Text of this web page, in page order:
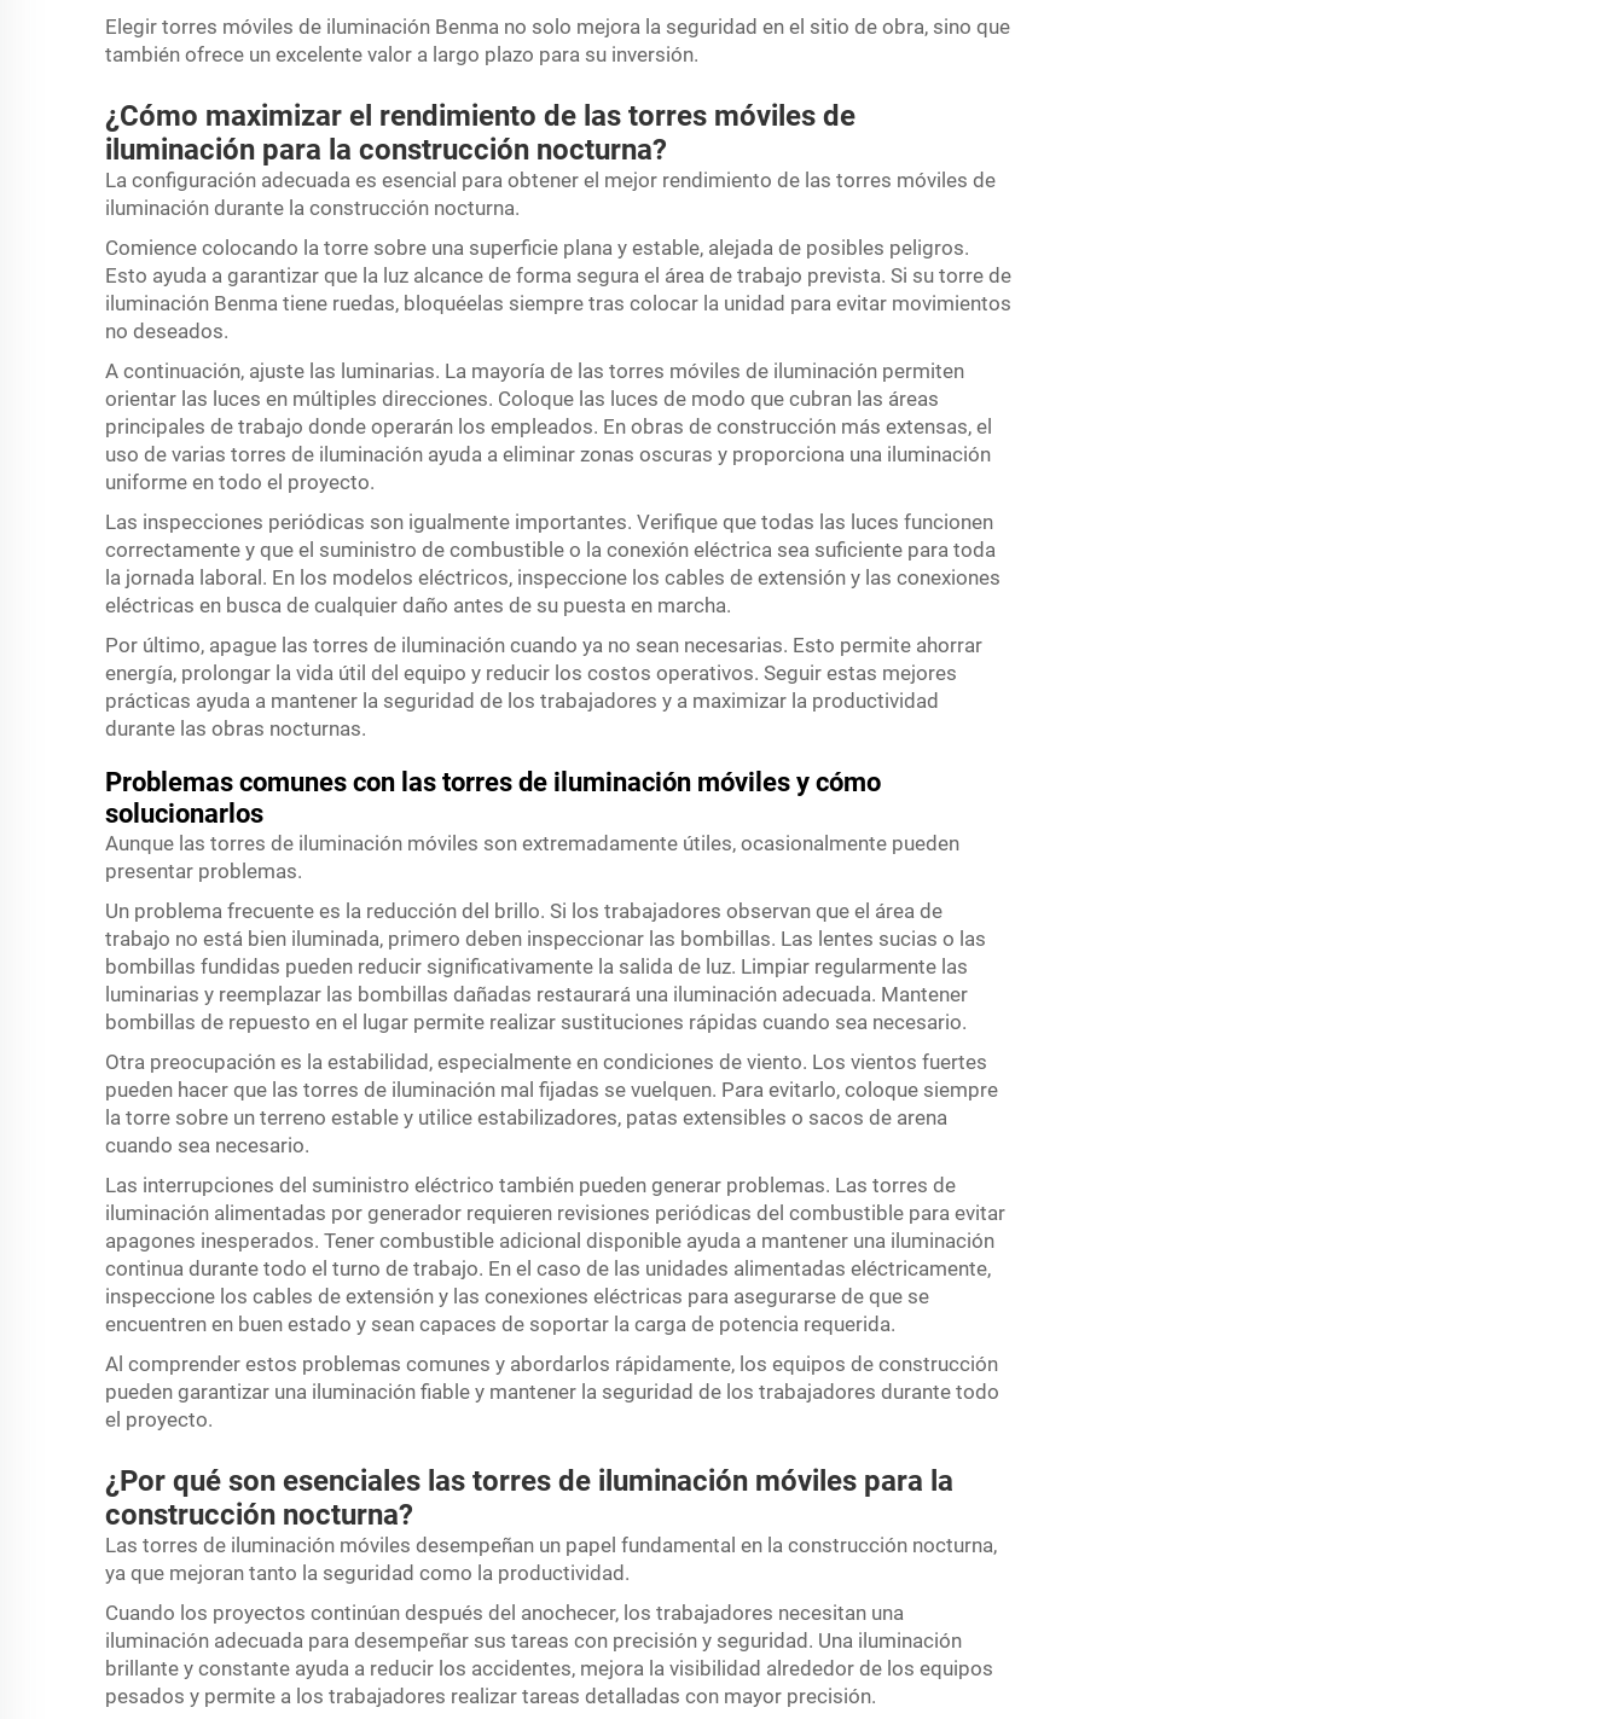
Elegir torres móviles de iluminación Benma no solo mejora la seguridad en el sitio de obra, sino que
también ofrece un excelente valor a largo plazo para su inversión.
¿Cómo maximizar el rendimiento de las torres móviles de
iluminación para la construcción nocturna?
La configuración adecuada es esencial para obtener el mejor rendimiento de las torres móviles de
iluminación durante la construcción nocturna.
Comience colocando la torre sobre una superficie plana y estable, alejada de posibles peligros.
Esto ayuda a garantizar que la luz alcance de forma segura el área de trabajo prevista. Si su torre de
iluminación Benma tiene ruedas, bloquéelas siempre tras colocar la unidad para evitar movimientos
no deseados.
A continuación, ajuste las luminarias. La mayoría de las torres móviles de iluminación permiten
orientar las luces en múltiples direcciones. Coloque las luces de modo que cubran las áreas
principales de trabajo donde operarán los empleados. En obras de construcción más extensas, el
uso de varias torres de iluminación ayuda a eliminar zonas oscuras y proporciona una iluminación
uniforme en todo el proyecto.
Las inspecciones periódicas son igualmente importantes. Verifique que todas las luces funcionen
correctamente y que el suministro de combustible o la conexión eléctrica sea suficiente para toda
la jornada laboral. En los modelos eléctricos, inspeccione los cables de extensión y las conexiones
eléctricas en busca de cualquier daño antes de su puesta en marcha.
Por último, apague las torres de iluminación cuando ya no sean necesarias. Esto permite ahorrar
energía, prolongar la vida útil del equipo y reducir los costos operativos. Seguir estas mejores
prácticas ayuda a mantener la seguridad de los trabajadores y a maximizar la productividad
durante las obras nocturnas.
Problemas comunes con las torres de iluminación móviles y cómo
solucionarlos
Aunque las torres de iluminación móviles son extremadamente útiles, ocasionalmente pueden
presentar problemas.
Un problema frecuente es la reducción del brillo. Si los trabajadores observan que el área de
trabajo no está bien iluminada, primero deben inspeccionar las bombillas. Las lentes sucias o las
bombillas fundidas pueden reducir significativamente la salida de luz. Limpiar regularmente las
luminarias y reemplazar las bombillas dañadas restaurará una iluminación adecuada. Mantener
bombillas de repuesto en el lugar permite realizar sustituciones rápidas cuando sea necesario.
Otra preocupación es la estabilidad, especialmente en condiciones de viento. Los vientos fuertes
pueden hacer que las torres de iluminación mal fijadas se vuelquen. Para evitarlo, coloque siempre
la torre sobre un terreno estable y utilice estabilizadores, patas extensibles o sacos de arena
cuando sea necesario.
Las interrupciones del suministro eléctrico también pueden generar problemas. Las torres de
iluminación alimentadas por generador requieren revisiones periódicas del combustible para evitar
apagones inesperados. Tener combustible adicional disponible ayuda a mantener una iluminación
continua durante todo el turno de trabajo. En el caso de las unidades alimentadas eléctricamente,
inspeccione los cables de extensión y las conexiones eléctricas para asegurarse de que se
encuentren en buen estado y sean capaces de soportar la carga de potencia requerida.
Al comprender estos problemas comunes y abordarlos rápidamente, los equipos de construcción
pueden garantizar una iluminación fiable y mantener la seguridad de los trabajadores durante todo
el proyecto.
¿Por qué son esenciales las torres de iluminación móviles para la
construcción nocturna?
Las torres de iluminación móviles desempeñan un papel fundamental en la construcción nocturna,
ya que mejoran tanto la seguridad como la productividad.
Cuando los proyectos continúan después del anochecer, los trabajadores necesitan una
iluminación adecuada para desempeñar sus tareas con precisión y seguridad. Una iluminación
brillante y constante ayuda a reducir los accidentes, mejora la visibilidad alrededor de los equipos
pesados y permite a los trabajadores realizar tareas detalladas con mayor precisión.